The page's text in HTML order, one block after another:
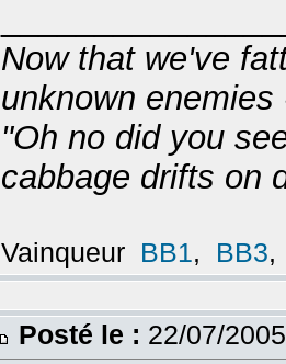
Now that we've
unknown
"Oh no did you
cabbage drifts on
Vainqueur BB1, BB3,
Posté le : 22/07/